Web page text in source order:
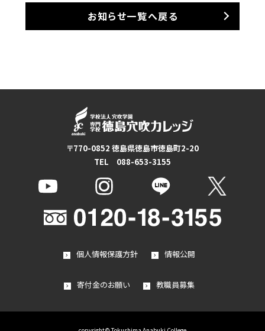
お知らせ一覧へ戻る
〒770-0852 徳島県徳島市徳島町2-20
TEL 088-653-3155
個人情報保護方針 情報公開
寄付金のお願い 教職員募集